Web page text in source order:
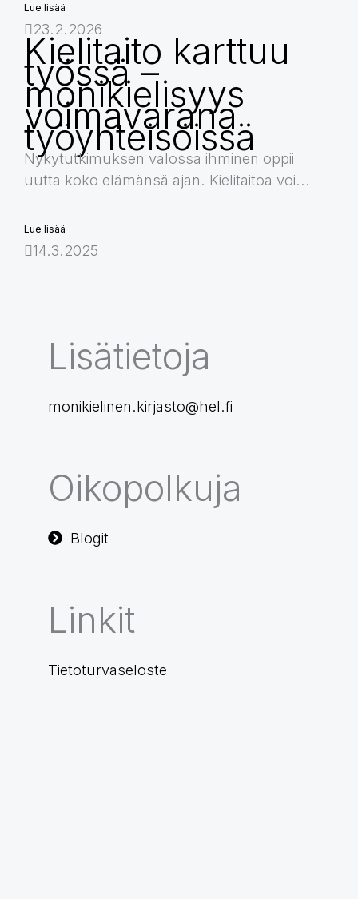
Lue lisää
23.2.2026
Kielitaito karttuu
työssä –
monikielisyys
voimavarana
työyhteisöissä
Nykytutkimuksen valossa ihminen oppii
uutta koko elämänsä ajan. Kielitaitoa voi...
Lue lisää
14.3.2025
Lisätietoja
monikielinen.kirjasto@hel.fi
Oikopolkuja
Blogit
Linkit
Tietoturvaseloste